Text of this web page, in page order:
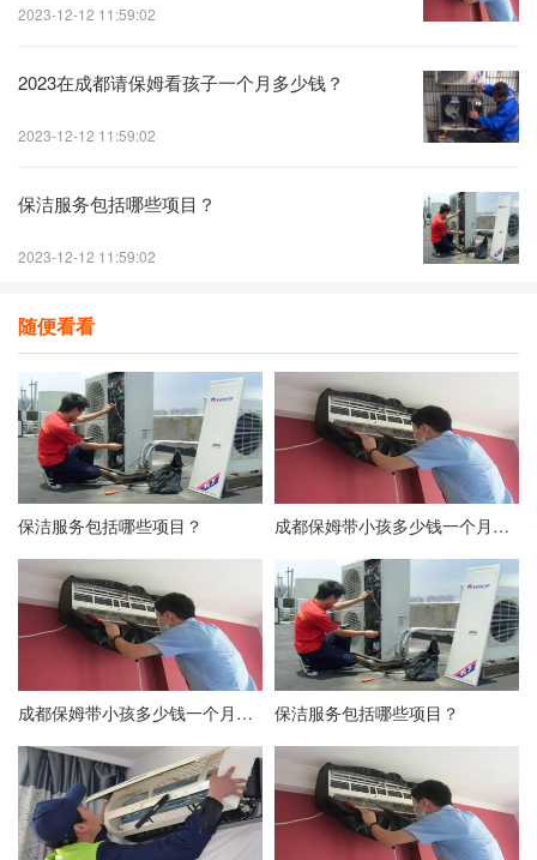
2023-12-12 11:59:02
2023在成都请保姆看孩子一个月多少钱？
2023-12-12 11:59:02
保洁服务包括哪些项目？
2023-12-12 11:59:02
随便看看
保洁服务包括哪些项目？ 成都保姆带小孩多少钱一个月？附成都保姆价格表
成都保姆带小孩多少钱一个月？附成都保姆价格表 保洁服务包括哪些项目？